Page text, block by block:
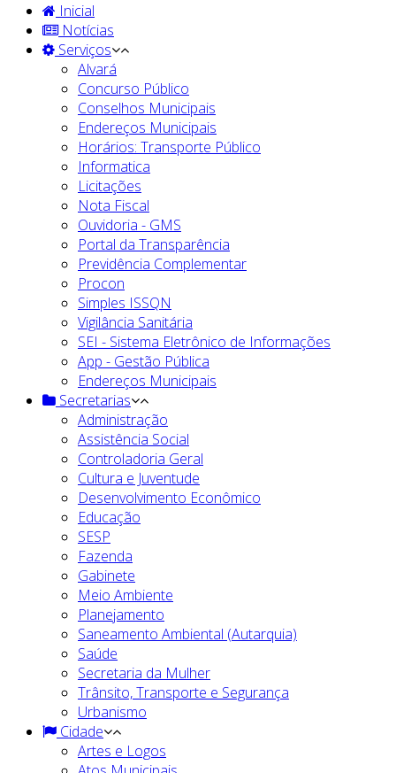
Inicial
Notícias
Serviços
Alvará
Concurso Público
Conselhos Municipais
Endereços Municipais
Horários: Transporte Público
Informatica
Licitações
Nota Fiscal
Ouvidoria - GMS
Portal da Transparência
Previdência Complementar
Procon
Simples ISSQN
Vigilância Sanitária
SEI - Sistema Eletrônico de Informações
App - Gestão Pública
Endereços Municipais
Secretarias
Administração
Assistência Social
Controladoria Geral
Cultura e Juventude
Desenvolvimento Econômico
Educação
SESP
Fazenda
Gabinete
Meio Ambiente
Planejamento
Saneamento Ambiental (Autarquia)
Saúde
Secretaria da Mulher
Trânsito, Transporte e Segurança
Urbanismo
Cidade
Artes e Logos